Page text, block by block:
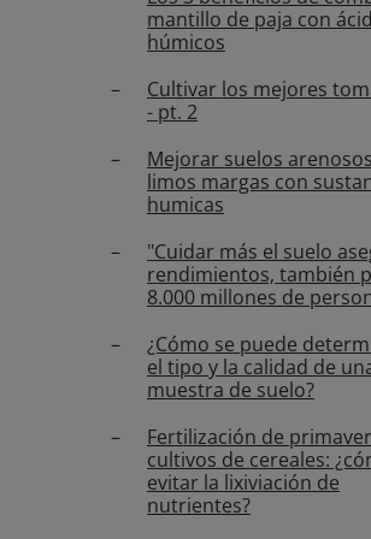
mantillo de paja con
húmicos
Cultivar los mejores
- pt. 2
Mejorar suelos arenosos
limos margas con
humicas
"Cuidar más el suelo
rendimientos, también
8.000 millones de
¿Cómo se puede
el tipo y la calidad de
muestra de suelo?
Fertilización de
cultivos de cereales:
evitar la lixiviación de
nutrientes?